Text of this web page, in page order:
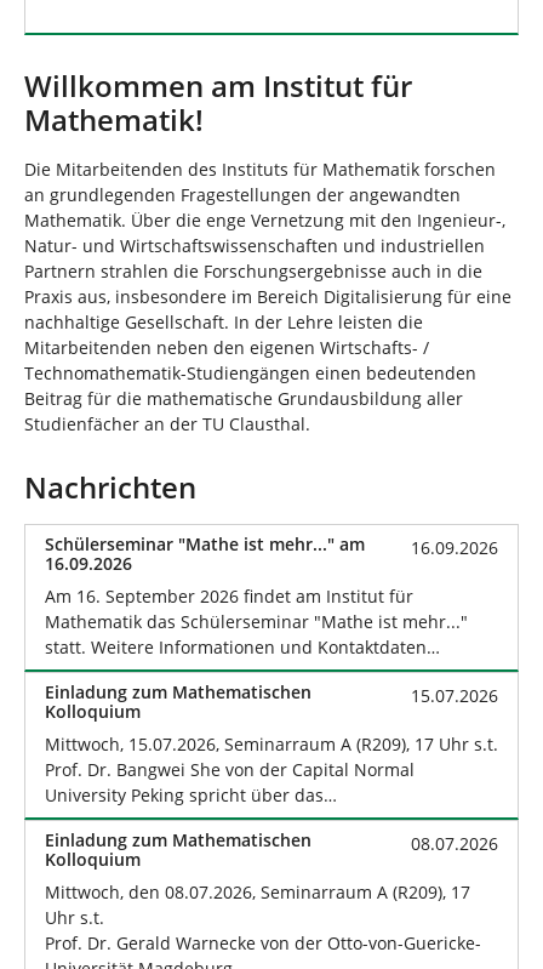
Willkommen am Institut für
Mathematik!
Die Mitarbeitenden des Instituts für Mathematik forschen
an grundlegenden Fragestellungen der angewandten
Mathematik. Über die enge Vernetzung mit den Ingenieur-,
Natur- und Wirtschaftswissenschaften und industriellen
Partnern strahlen die Forschungsergebnisse auch in die
Praxis aus, insbesondere im Bereich Digitalisierung für eine
nachhaltige Gesellschaft. In der Lehre leisten die
Mitarbeitenden neben den eigenen Wirtschafts- /
Technomathematik-Studiengängen einen bedeutenden
Beitrag für die mathematische Grundausbildung aller
Studienfächer an der TU Clausthal.
Nachrichten
16.09.2026
Schülerseminar "Mathe ist mehr..." am
16.09.2026
Am 16. September 2026 findet am Institut für
Mathematik das Schülerseminar "Mathe ist mehr..."
statt. Weitere Informationen und Kontaktdaten…
15.07.2026
Einladung zum Mathematischen
Kolloquium
Mittwoch, 15.07.2026, Seminarraum A (R209), 17 Uhr s.t.
Prof. Dr. Bangwei She von der Capital Normal
University Peking spricht über das…
08.07.2026
Einladung zum Mathematischen
Kolloquium
Mittwoch, den 08.07.2026, Seminarraum A (R209), 17
Uhr s.t.
Prof. Dr. Gerald Warnecke von der Otto-von-Guericke-